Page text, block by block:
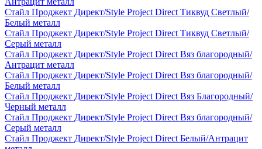
Стайл Проджект Директ/Style Project Direct Тиквуд Светлый/
Белый металл
Стайл Проджект Директ/Style Project Direct Тиквуд Светлый/
Серый металл
Стайл Проджект Директ/Style Project Direct Вяз благородный/
Антрацит металл
Стайл Проджект Директ/Style Project Direct Вяз благородный/
Белый металл
Стайл Проджект Директ/Style Project Direct Вяз Благородный/
Черный металл
Стайл Проджект Директ/Style Project Direct Вяз благородный/
Серый металл
Стайл Проджект Директ/Style Project Direct Белый/Антрацит